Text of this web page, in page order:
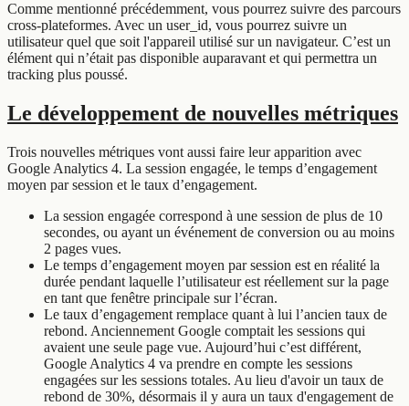
Comme mentionné précédemment, vous pourrez suivre des parcours
cross-plateformes. Avec un user_id, vous pourrez suivre un
utilisateur quel que soit l'appareil utilisé sur un navigateur. C’est un
élément qui n’était pas disponible auparavant et qui permettra un
tracking plus poussé.
Le développement de nouvelles métriques
Trois nouvelles métriques vont aussi faire leur apparition avec
Google Analytics 4. La session engagée, le temps d’engagement
moyen par session et le taux d’engagement.
La session engagée correspond à une session de plus de 10
secondes, ou ayant un événement de conversion ou au moins
2 pages vues.
Le temps d’engagement moyen par session est en réalité la
durée pendant laquelle l’utilisateur est réellement sur la page
en tant que fenêtre principale sur l’écran.
Le taux d’engagement remplace quant à lui l’ancien taux de
rebond. Anciennement Google comptait les sessions qui
avaient une seule page vue. Aujourd’hui c’est différent,
Google Analytics 4 va prendre en compte les sessions
engagées sur les sessions totales. Au lieu d'avoir un taux de
rebond de 30%, désormais il y aura un taux d'engagement de